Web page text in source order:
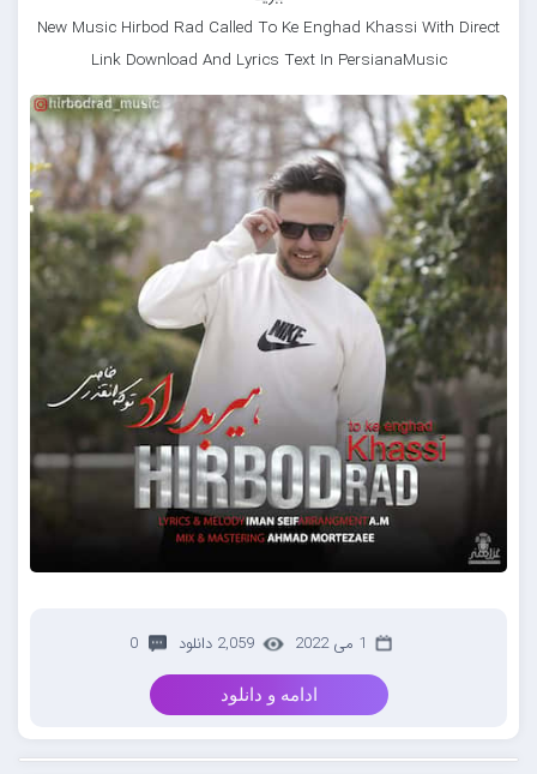
New Music Hirbod Rad Called To Ke Enghad Khassi With Direct
Link Download And Lyrics Text In PersianaMusic
1 می 2022 2,059 دانلود 0
ادامه و دانلود